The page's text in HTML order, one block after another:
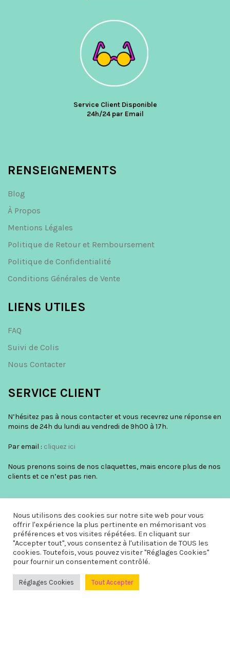
Service Client Disponible
24h/24 par Email
RENSEIGNEMENTS
Blog
À Propos
Mentions Légales
Politique de Retour et Remboursement
Politique de Confidentialité
Conditions Générales de Vente
LIENS UTILES
FAQ
Suivi de Colis
Nous Contacter
SERVICE CLIENT
N’hésitez pas à nous contacter et vous recevrez une réponse en
moins de 24h du lundi au vendredi de 9h00 à 17h.
Par email : cliquez ici
Nous prenons soins de nos claquettes, mais encore plus de nos
clients et ce n’est pas rien.
RETROUVEZ NOUS SUR
Nous utilisons des cookies sur notre site web pour vous
offrir l'expérience la plus pertinente en mémorisant vos
préférences et vos visites répétées. En cliquant sur
"Accepter tout", vous consentez à l'utilisation de TOUS les
cookies. Toutefois, vous pouvez visiter "Réglages Cookies"
pour fournir un consentement contrôlé.
Réglages Cookies Tout Accepter